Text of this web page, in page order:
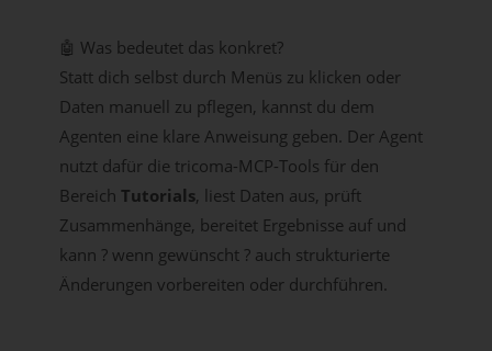
🤖 Was bedeutet das konkret?
Statt dich selbst durch Menüs zu klicken oder
Daten manuell zu pflegen, kannst du dem
Agenten eine klare Anweisung geben. Der Agent
nutzt dafür die tricoma-MCP-Tools für den
Bereich Tutorials, liest Daten aus, prüft
Zusammenhänge, bereitet Ergebnisse auf und
kann ? wenn gewünscht ? auch strukturierte
Änderungen vorbereiten oder durchführen.